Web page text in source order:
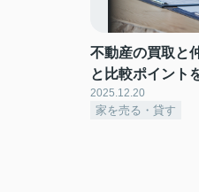
不動産の買取と
と比較ポイント
2025.12.20
家を売る・貸す